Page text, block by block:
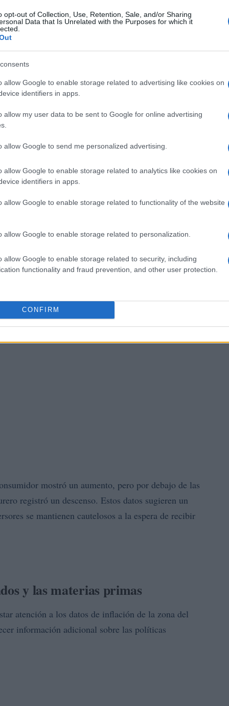
opt-out of Collection, Use, Retention, Sale, and/or Sharing
Data that Is Unrelated with the Purposes for which it
allow Google to enable storage related to advertising like cookies on
identifiers in apps.
allow my user data to be sent to Google for online advertising
allow Google to send me personalized advertising.
allow Google to enable storage related to analytics like cookies on
identifiers in apps.
allow Google to enable storage related to functionality of the website
allow Google to enable storage related to personalization.
allow Google to enable storage related to security, including
functionality and fraud prevention, and other user protection.
CONFIRM
la inflación
en los mercados sobre una posible
(BCE) en diciembre, con la hipótesis de una
ha ayudado a frenar aún más el sector bancario,
de los salarios sigue respaldando los costos de los
mostró un aumento, pero por debajo de las
registró un descenso. Estos datos sugieren un
se mantienen cautelosos a la espera de recibir
y las materias primas
atención a los datos de inflación de la zona del
información adicional sobre las políticas